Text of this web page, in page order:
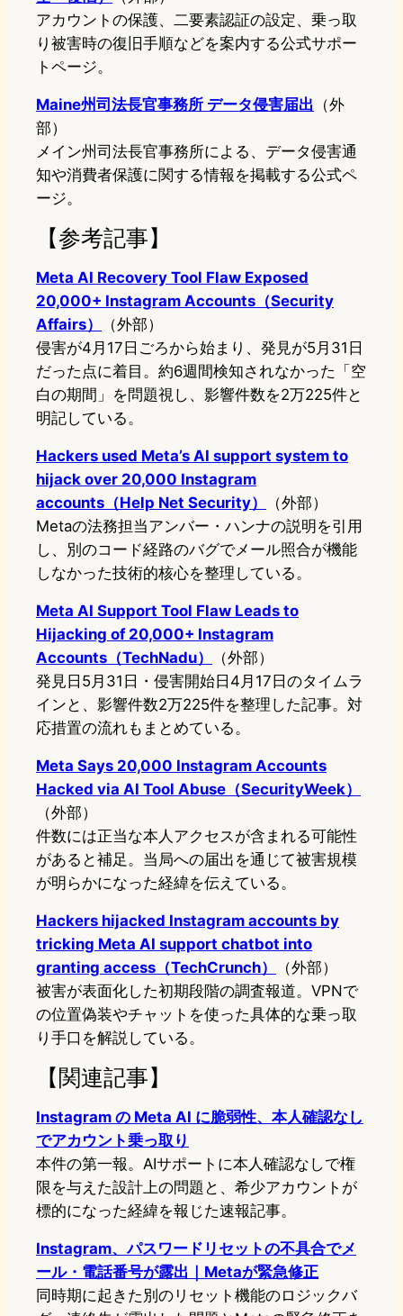
アカウントの保護、二要素認証の設定、乗っ取
り被害時の復旧手順などを案内する公式サポー
トページ。
Maine州司法長官事務所 データ侵害届出 （外
部）
メイン州司法長官事務所による、データ侵害通
知や消費者保護に関する情報を掲載する公式ペ
ージ。
【参考記事】
Meta AI Recovery Tool Flaw Exposed
20,000+ Instagram Accounts（Security
Affairs）
（外部）
侵害が4月17日ごろから始まり、発見が5月31日
だった点に着目。約6週間検知されなかった「空
白の期間」を問題視し、影響件数を2万225件と
明記している。
Hackers used Meta’s AI support system to
hijack over 20,000 Instagram
accounts（Help Net Security）
（外部）
Metaの法務担当アンバー・ハンナの説明を引用
し、別のコード経路のバグでメール照合が機能
しなかった技術的核心を整理している。
Meta AI Support Tool Flaw Leads to
Hijacking of 20,000+ Instagram
Accounts（TechNadu）
（外部）
発見日5月31日・侵害開始日4月17日のタイムラ
インと、影響件数2万225件を整理した記事。対
応措置の流れもまとめている。
Meta Says 20,000 Instagram Accounts
Hacked via AI Tool Abuse（SecurityWeek）
（外部）
件数には正当な本人アクセスが含まれる可能性
があると補足。当局への届出を通じて被害規模
が明らかになった経緯を伝えている。
Hackers hijacked Instagram accounts by
tricking Meta AI support chatbot into
granting access（TechCrunch）
（外部）
被害が表面化した初期段階の調査報道。VPNで
の位置偽装やチャットを使った具体的な乗っ取
り手口を解説している。
【関連記事】
Instagram の Meta AI に脆弱性、本人確認なし
でアカウント乗っ取り
本件の第一報。AIサポートに本人確認なしで権
限を与えた設計上の問題と、希少アカウントが
標的になった経緯を報じた速報記事。
Instagram、パスワードリセットの不具合でメ
ール・電話番号が露出｜Metaが緊急修正
同時期に起きた別のリセット機能のロジックバ